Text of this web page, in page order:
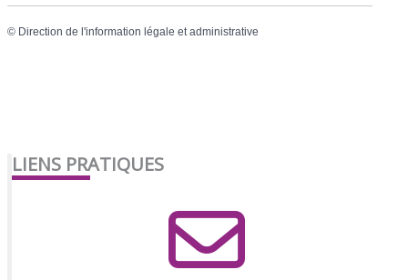
© Direction de l'information légale et administrative
LIENS PRATIQUES